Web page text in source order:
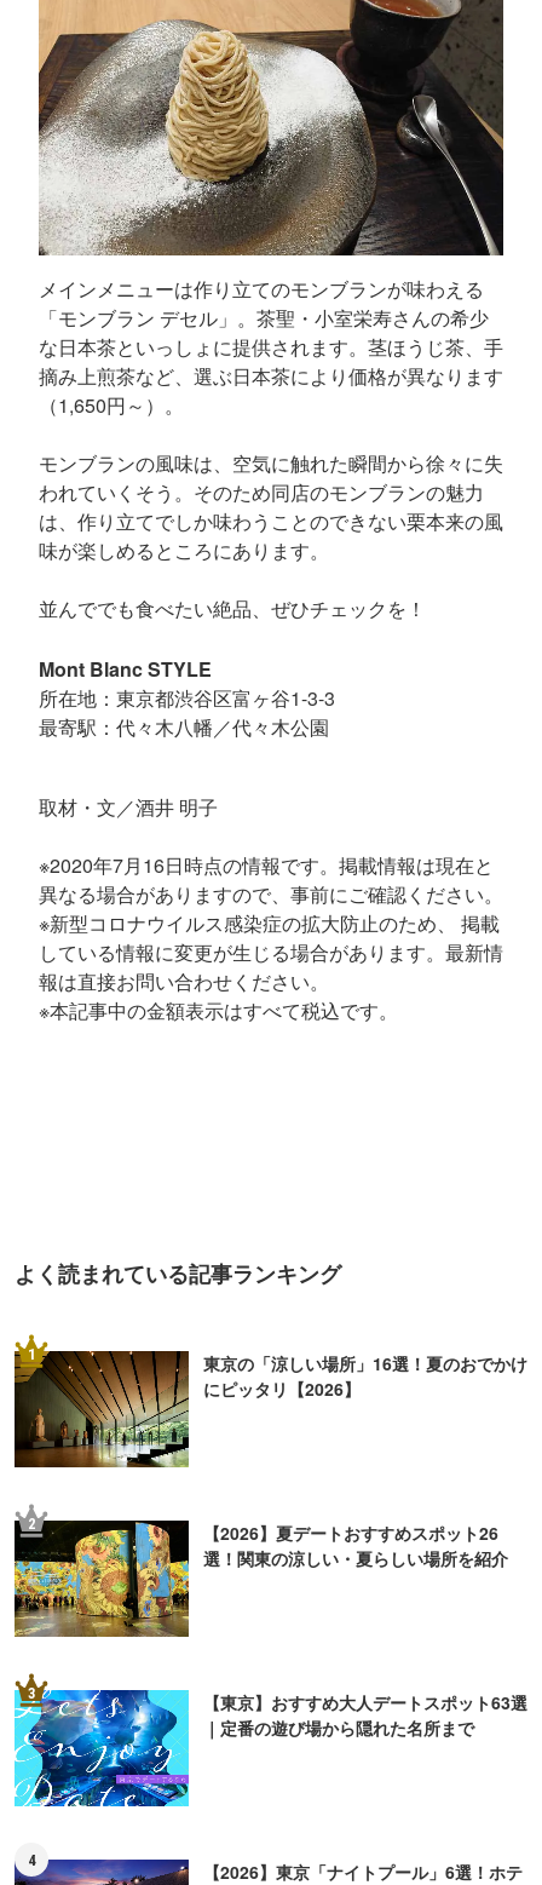
メインメニューは作り立てのモンブランが味わえる
「モンブラン デセル」。茶聖・小室栄寿さんの希少
な日本茶といっしょに提供されます。茎ほうじ茶、手
摘み上煎茶など、選ぶ日本茶により価格が異なります
（1,650円～）。
モンブランの風味は、空気に触れた瞬間から徐々に失
われていくそう。そのため同店のモンブランの魅力
は、作り立てでしか味わうことのできない栗本来の風
味が楽しめるところにあります。
並んででも食べたい絶品、ぜひチェックを！
Mont Blanc STYLE
所在地：東京都渋谷区富ヶ谷1-3-3
最寄駅：代々木八幡／代々木公園
取材・文／酒井 明子
※2020年7月16日時点の情報です。掲載情報は現在と
異なる場合がありますので、事前にご確認ください。
※新型コロナウイルス感染症の拡大防止のため、 掲載
している情報に変更が生じる場合があります。最新情
報は直接お問い合わせください。
※本記事中の金額表示はすべて税込です。
よく読まれている記事ランキング
1
東京の「涼しい場所」16選！夏のおでかけ
にピッタリ【2026】
2
【2026】夏デートおすすめスポット26
選！関東の涼しい・夏らしい場所を紹介
3
【東京】おすすめ大人デートスポット63選
｜定番の遊び場から隠れた名所まで
4
【2026】東京「ナイトプール」6選！ホテ